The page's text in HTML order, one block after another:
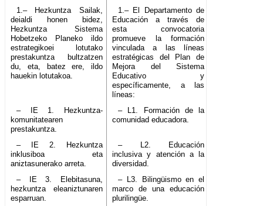
1.– Hezkuntza Sailak,
deialdi honen bidez,
Hezkuntza Sistema
Hobetzeko Planeko ildo
estrategikoei lotutako
prestakuntza bultzatzen
du, eta, batez ere, ildo
hauekin lotutakoa.
1.– El Departamento de
Educación a través de
esta convocatoria
promueve la formación
vinculada a las líneas
estratégicas del Plan de
Mejora del Sistema
Educativo y
específicamente, a las
líneas:
– IE 1. Hezkuntza-
komunitatearen
prestakuntza.
– L1. Formación de la
comunidad educadora.
– IE 2. Hezkuntza
inklusiboa eta
aniztasunerako arreta.
– L2. Educación
inclusiva y atención a la
diversidad.
– IE 3. Elebitasuna,
hezkuntza eleaniztunaren
esparruan.
– L3. Bilingüismo en el
marco de una educación
plurilingüe.